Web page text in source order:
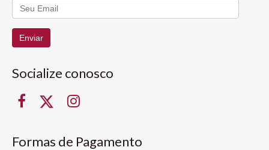
Enviar
Socialize conosco
Formas de Pagamento